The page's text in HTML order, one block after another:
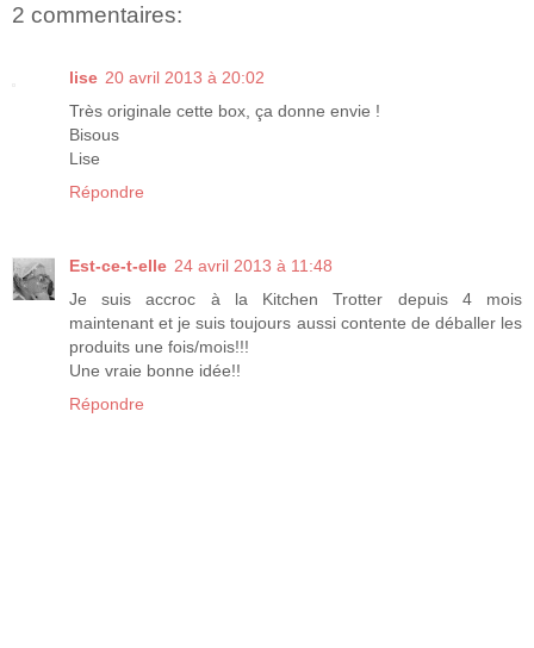
2 commentaires:
lise 20 avril 2013 à 20:02
Très originale cette box, ça donne envie !
Bisous
Lise
Répondre
Est-ce-t-elle 24 avril 2013 à 11:48
Je suis accroc à la Kitchen Trotter depuis 4 mois
maintenant et je suis toujours aussi contente de déballer les
produits une fois/mois!!!
Une vraie bonne idée!!
Répondre